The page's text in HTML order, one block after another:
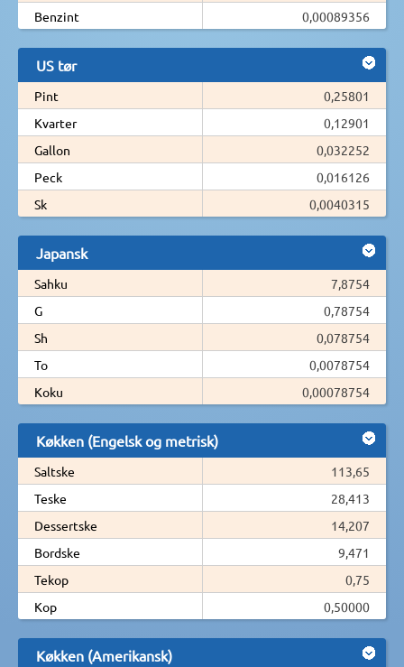
Benzint 0,00089356
US tør
Pint
0,25801
Kvarter
0,12901
Gallon
0,032252
Peck
0,016126
Sk
0,0040315
Japansk
Sahku
7,8754
G
0,78754
Sh
0,078754
To
0,0078754
Koku
0,00078754
Køkken (Engelsk og metrisk)
Saltske
113,65
Teske
28,413
Dessertske
14,207
Bordske
9,471
Tekop
0,75
Kop
0,50000
Køkken (Amerikansk)